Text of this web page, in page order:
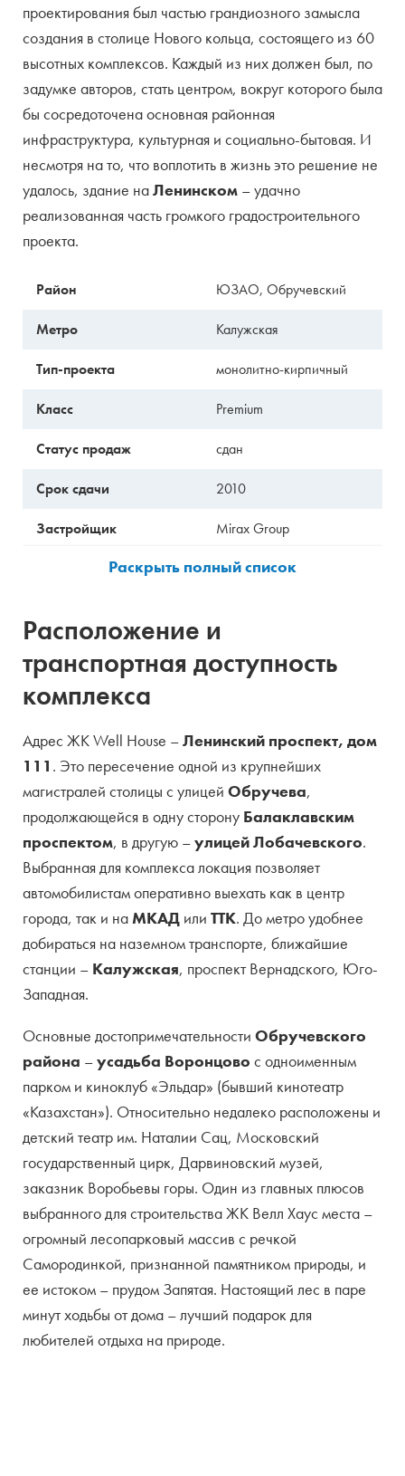
проектирования был частью грандиозного замысла
создания в столице Нового кольца, состоящего из 60
высотных комплексов. Каждый из них должен был, по
задумке авторов, стать центром, вокруг которого была
бы сосредоточена основная районная
инфраструктура, культурная и социально-бытовая. И
несмотря на то, что воплотить в жизнь это решение не
удалось, здание наЛенинском – удачно
реализованная часть громкого градостроительного
проекта.
Район ЮЗАО, Обручевский
Метро Калужская
Тип-проекта монолитно-кирпичный
Класс Premium
Статус продаж сдан
Срок сдачи 2010
Застройщик Mirax Group
Застройщик
компания
Тип собственности жилое
Кол-во корпусов
Этажность 34 — 48
Кол-во квартир 655
Варианты отделки с отделкой и без
Высота потолков 3 м
50 — 250 м.кв
Виды парковки подземная
Количество мест
2 на секцию
Территория закрытая
Расположение и
транспортная доступность
комплекса
Адрес ЖК Well House –Ленинский проспект, дом
111 . Это пересечение одной из крупнейших
магистралей столицы с улицей Обручева,
продолжающейся в одну сторону Балаклавским
проспектом, в другую –улицей Лобачевского.
Выбранная для комплекса локация позволяет
автомобилистам оперативно выехать как в центр
города, так и наМКАД или ТТК. До метро удобнее
добираться на наземном транспорте, ближайшие
станции – Калужская, проспект Вернадского, Юго-
Западная.
Основные достопримечательности Обручевского
района –усадьба Воронцово с одноименным
парком и киноклуб «Эльдар» (бывший кинотеатр
«Казахстан»). Относительно недалеко расположены и
детский театр им. Наталии Сац, Московский
государственный цирк, Дарвиновский музей,
заказник Воробьевы горы. Один из главных плюсов
выбранного для строительства ЖК Велл Хаус места –
огромный лесопарковый массив с речкой
Самородинкой, признанной памятником природы, и
ее истоком – прудом Запятая. Настоящий лес в паре
минут ходьбы от дома – лучший подарок для
любителей отдыха на природе.